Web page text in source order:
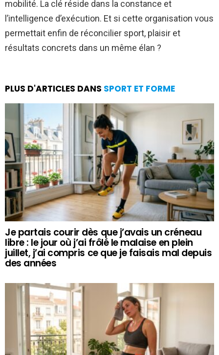
mobilité. La clé réside dans la constance et
l’intelligence d’exécution. Et si cette organisation vous
permettait enfin de réconcilier sport, plaisir et
résultats concrets dans un même élan ?
PLUS D'ARTICLES DANS SPORT ET FORME
Je partais courir dès que j’avais un créneau
libre : le jour où j’ai frôlé le malaise en plein
juillet, j’ai compris ce que je faisais mal depuis
des années